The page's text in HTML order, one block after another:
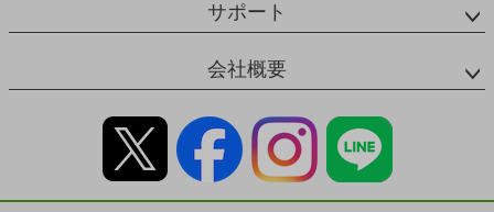
サポート
会社概要